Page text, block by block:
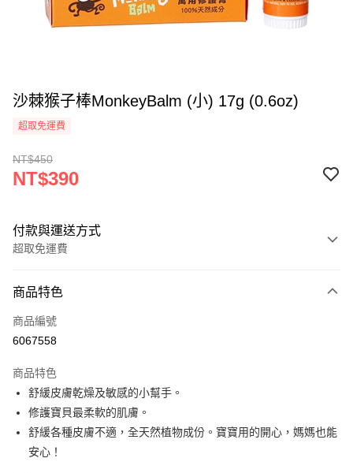
沙棘猴子棒MonkeyBalm (小) 17g (0.6oz)
超取免運費
NT$450
NT$390
付款與運送方式
超取免運費
信用卡一次付款
超商取貨付款
Apple Pay
悠遊付
AFTEE先享後付
商品特色
商品編號
6067558
商品特色
舒緩皮膚乾燥及敏感的小幫手。
修護寶貝最柔軟的肌膚。
舒緩各種皮膚不適，全天然植物成份。寶寶用的開心，‭‬媽媽也能
安心！